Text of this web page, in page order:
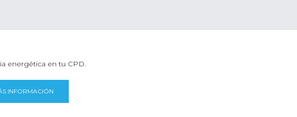
energética en tu CPD.
INFORMACIÓN